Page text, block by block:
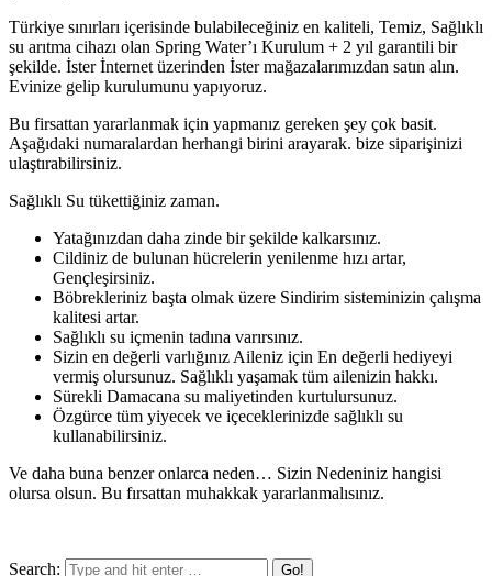
Türkiye sınırları içerisinde bulabileceğiniz en kaliteli, Temiz, Sağlıklı
su arıtma cihazı olan Spring Water’ı Kurulum + 2 yıl garantili bir
şekilde. İster İnternet üzerinden İster mağazalarımızdan satın alın.
Evinize gelip kurulumunu yapıyoruz.
Bu firsattan yararlanmak için yapmanız gereken şey çok basit.
Aşağıdaki numaralardan herhangi birini arayarak. bize siparişinizi
ulaştırabilirsiniz.
Sağlıklı Su tükettiğiniz zaman.
Yatağınızdan daha zinde bir şekilde kalkarsınız.
Cildiniz de bulunan hücrelerin yenilenme hızı artar,
Gençleşirsiniz.
Böbrekleriniz başta olmak üzere Sindirim sisteminizin çalışma
kalitesi artar.
Sağlıklı su içmenin tadına varırsınız.
Sizin en değerli varlığınız Aileniz için En değerli hediyeyi
vermiş olursunuz. Sağlıklı yaşamak tüm ailenizin hakkı.
Sürekli Damacana su maliyetinden kurtulursunuz.
Özgürce tüm yiyecek ve içeceklerinizde sağlıklı su
kullanabilirsiniz.
Ve daha buna benzer onlarca neden… Sizin Nedeniniz hangisi
olursa olsun. Bu fırsattan muhakkak yararlanmalısınız.
Search: